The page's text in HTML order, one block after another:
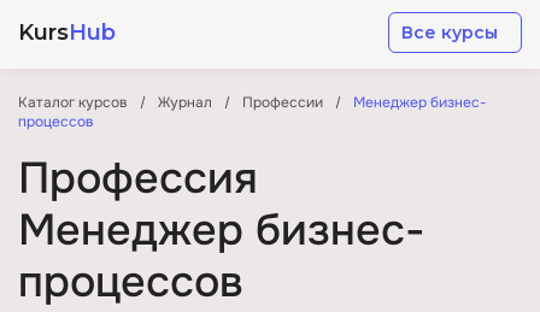
KursHub Все курсы
Каталог курсов Журнал Профессии
Менеджер бизнес-
процессов
Профессия
Менеджер бизнес-
процессов
Разработка